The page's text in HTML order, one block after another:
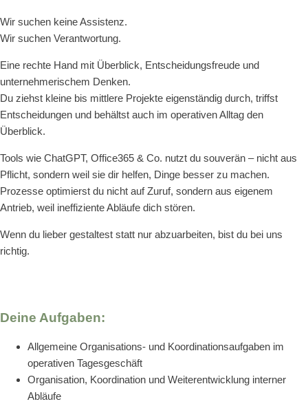
Wir suchen keine Assistenz.
Wir suchen Verantwortung.
Eine rechte Hand mit Überblick, Entscheidungsfreude und
unternehmerischem Denken.
Du ziehst kleine bis mittlere Projekte eigenständig durch, triffst
Entscheidungen und behältst auch im operativen Alltag den
Überblick.
Tools wie ChatGPT, Office365 & Co. nutzt du souverän – nicht aus
Pflicht, sondern weil sie dir helfen, Dinge besser zu machen.
Prozesse optimierst du nicht auf Zuruf, sondern aus eigenem
Antrieb, weil ineffiziente Abläufe dich stören.
Wenn du lieber gestaltest statt nur abzuarbeiten, bist du bei uns
richtig.
Deine Aufgaben:
Allgemeine Organisations- und Koordinationsaufgaben im
operativen Tagesgeschäft
Organisation, Koordination und Weiterentwicklung interner
Abläufe